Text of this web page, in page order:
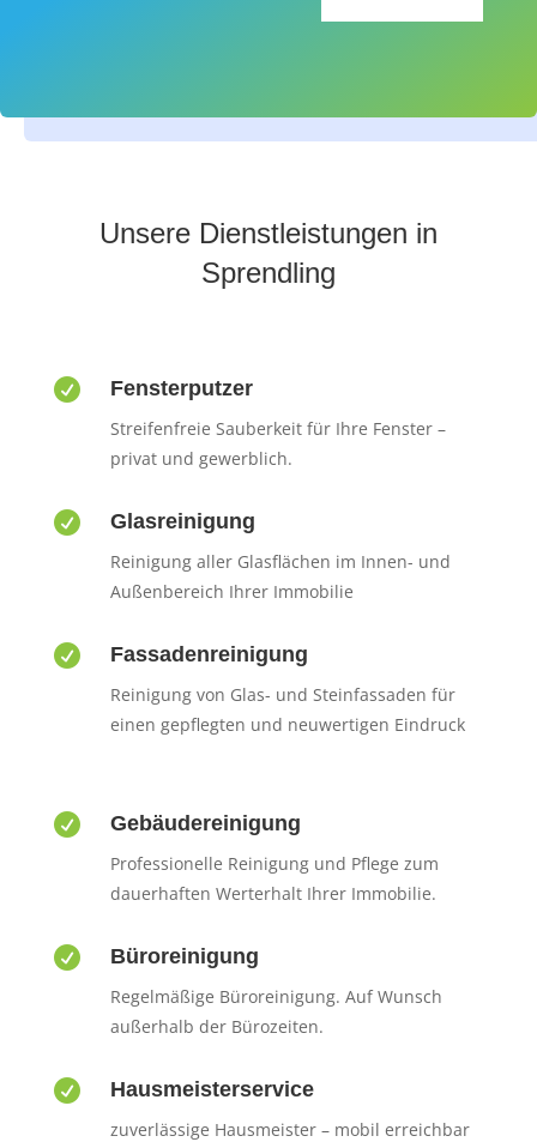
Unsere Dienstleistungen in
Sprendling
 Fensterputzer
Streifenfreie Sauberkeit für Ihre Fenster –
privat und gewerblich.
 Glasreinigung
Reinigung aller Glasflächen im Innen- und
Außenbereich Ihrer Immobilie
 Fassadenreinigung
Reinigung von Glas- und Steinfassaden für
einen gepflegten und neuwertigen Eindruck
 Gebäudereinigung
Professionelle Reinigung und Pflege zum
dauerhaften Werterhalt Ihrer Immobilie.
 Büroreinigung
Regelmäßige Büroreinigung. Auf Wunsch
außerhalb der Bürozeiten.
 Hausmeisterservice
zuverlässige Hausmeister – mobil erreichbar